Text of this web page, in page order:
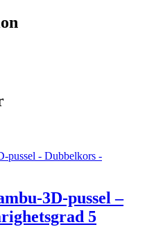
3D-pussel –
5